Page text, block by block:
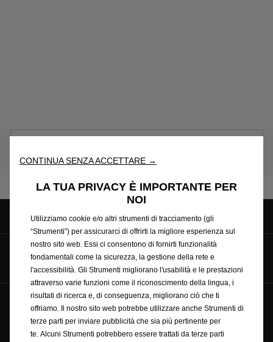
Seguici su
© Opel 2025
Copyright
Condizioni generali di vendita online accessori
Privacy policy
Cookie policy
Ciclo di guida wltp
CONTINUA SENZA ACCETTARE →
LA TUA PRIVACY È IMPORTANTE PER
NOI
Utilizziamo cookie e/o altri strumenti di tracciamento (gli
“Strumenti”) per assicurarci di offrirti la migliore esperienza sul
nostro sito web. Essi ci consentono di fornirti funzionalità
fondamentali come la sicurezza, la gestione della rete e
l'accessibilità. Gli Strumenti migliorano l'usabilità e le prestazioni
attraverso varie funzioni come il riconoscimento della lingua, i
risultati di ricerca e, di conseguenza, migliorano ciò che ti
offriamo. Il nostro sito web potrebbe utilizzare anche Strumenti di
terze parti per inviare pubblicità che sia più pertinente per
te. Alcuni Strumenti potrebbero essere trattati da terze parti